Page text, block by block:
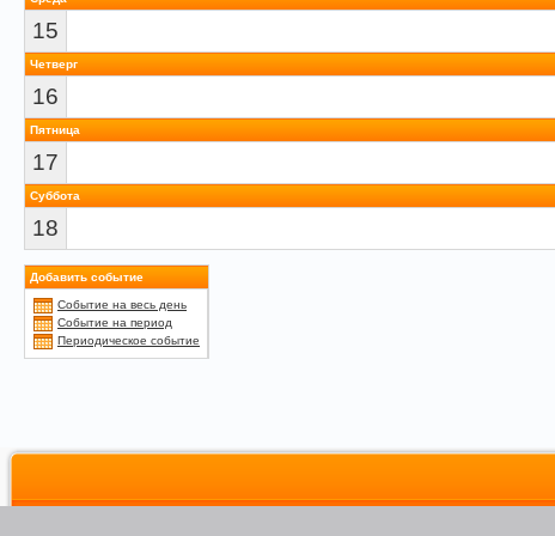
15
Четверг
16
Пятница
17
Суббота
18
Добавить событие
Событие на весь день
Событие на период
Периодическое событие